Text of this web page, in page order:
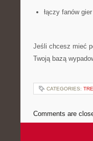
łączy fanów
Jeśli chcesz mieć
Twoją bazą
CATEGORIES:
Comments are